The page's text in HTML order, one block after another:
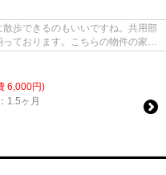
歩できるのもいいですね。共用部
ております。こちらの物件の家賃
6,000円)
1.5ヶ月